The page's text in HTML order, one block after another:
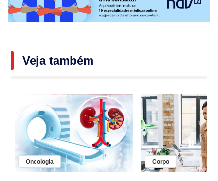
Veja também
Oncologia Corpo